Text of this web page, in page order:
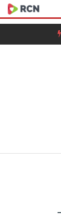
Unoesc